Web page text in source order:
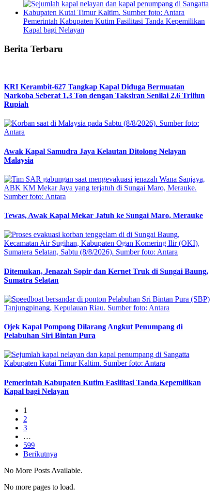
Pemerintah Kabupaten Kutim Fasilitasi Tanda Kepemilikan
Kapal bagi Nelayan
Berita Terbaru
KRI Kerambit-627 Tangkap Kapal Diduga Bermuatan
Narkoba Seberat 1,3 Ton dengan Taksiran Senilai 2,6 Triliun
Rupiah
Awak Kapal Samudra Jaya Kelautan Ditolong Nelayan
Malaysia
Tewas, Awak Kapal Mekar Jatuh ke Sungai Maro, Merauke
Ditemukan, Jenazah Sopir dan Kernet Truk di Sungai Baung,
Sumatra Selatan
Ojek Kapal Pompong Dilarang Angkut Penumpang di
Pelabuhan Siri Bintan Pura
Pemerintah Kabupaten Kutim Fasilitasi Tanda Kepemilikan
Kapal bagi Nelayan
1
2
3
…
599
Berikutnya
No More Posts Available.
No more pages to load.